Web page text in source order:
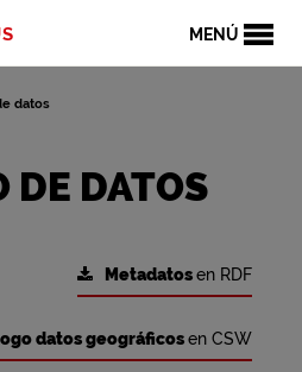
MENÚ
datos
DE DATOS
Metadatosen RDF
datos geográficosen CSW